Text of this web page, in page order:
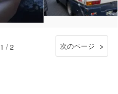
1 / 2 次のページ